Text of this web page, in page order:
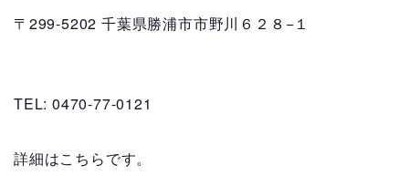
〒299-5202 千葉県勝浦市市野川６２８−１
TEL: 0470-77-0121
詳細はこちらです。